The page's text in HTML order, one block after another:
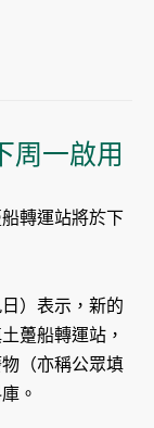
周一啟用
轉運站將於下
）表示，新的
躉船轉運站，
（亦稱公眾填
。